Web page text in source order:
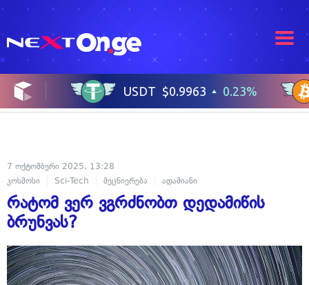
7 ოქტომბერი 2025, 13:28
კოსმოსი
Sci-Tech მეცნიერება ადამიანი
რატომ ვერ ვგრძნობთ დედამიწის
ბრუნვას?